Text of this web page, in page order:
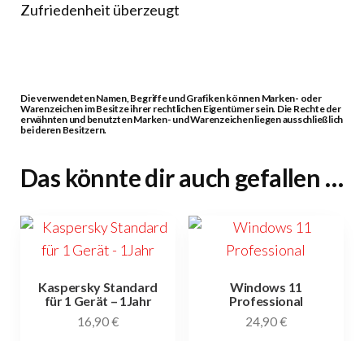
Zufriedenheit überzeugt
Die verwendeten Namen, Begriffe und Grafiken können Marken- oder
Warenzeichen im Besitze ihrer rechtlichen Eigentümer sein. Die Rechte der
erwähnten und benutzten Marken- und Warenzeichen liegen ausschließlich
bei deren Besitzern.
Das könnte dir auch gefallen …
Kaspersky Standard
für 1 Gerät – 1Jahr
16,90€
Windows 11
Professional
24,90€